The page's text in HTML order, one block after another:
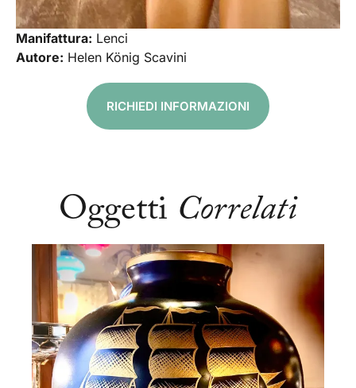
Manifattura: Lenci
Autore: Helen König Scavini
RICHIEDI INFORMAZIONI
Oggetti Correlati